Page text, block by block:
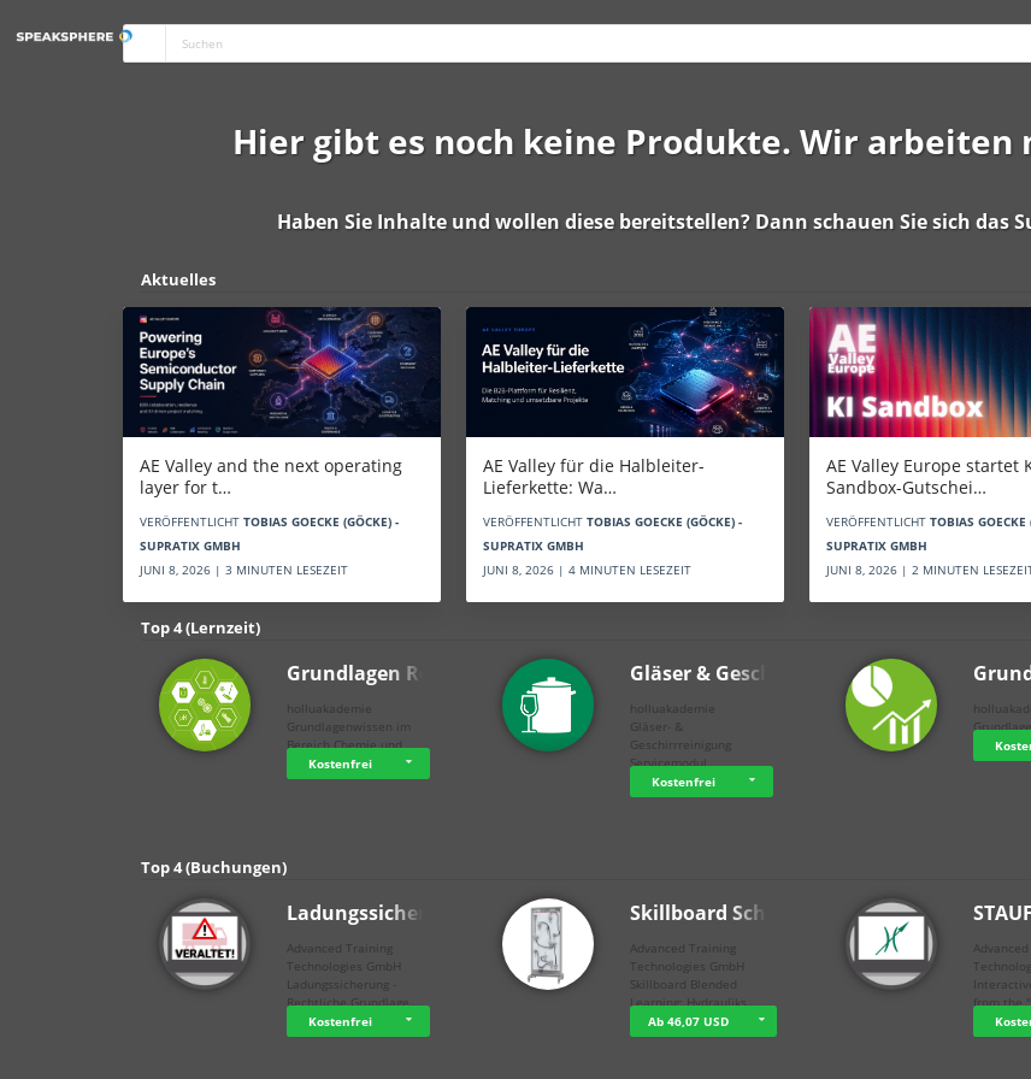
Hier gibt es noch keine Produkte. Wir arbeiten
Haben Sie Inhalte und wollen diese bereitstellen? Dann schauen Sie sich das
Aktuelles
AE Valley and the next operating
layer for t…
VERÖFFENTLICHT TOBIAS GOECKE (GÖCKE) -
SUPRATIX GMBH
JUNI 8, 2026 | 3 MINUTEN LESEZEIT
AE Valley für die Halbleiter-
Lieferkette: Wa…
VERÖFFENTLICHT TOBIAS GOECKE (GÖCKE) -
SUPRATIX GMBH
JUNI 8, 2026 | 4 MINUTEN LESEZEIT
AE Valley Europe startet
Sandbox-Gutschei…
VERÖFFENTLICHT TOBIAS GOECKE
SUPRATIX GMBH
JUNI 8, 2026 | 2 MINUTEN
Top 4 (Lernzeit)
Grundlagen Rein…
holluakademie
Grundlagenwissen im
Bereich Chemie und …
Kostenfrei
Gläser & Geschi…
holluakademie
Gläser- &
Geschirrreinigung
Servicemodul
Kostenfrei
Top 4 (Buchungen)
Ladungssicherung
Advanced Training
Technologies GmbH
Ladungssicherung -
Rechtliche Grundlage…
Kostenfrei
Skillboard Schl…
Advanced Training
Technologies GmbH
Skillboard Blended
Learning: Hydrauliks…
Ab 46,07 USD
from the